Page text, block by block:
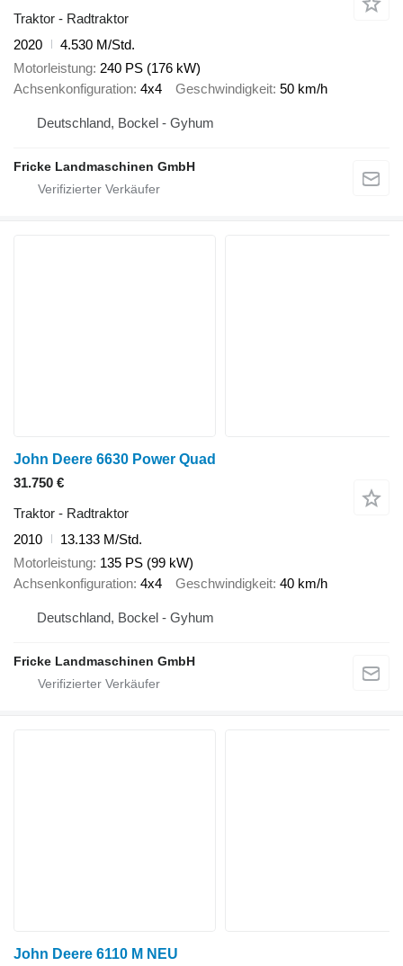
Traktor - Radtraktor
2020
4.530 M/Std.
Motorleistung 240 PS (176 kW)
Achsenkonfiguration 4x4 Geschwindigkeit 50 km/h
Deutschland, Bockel - Gyhum
Fricke Landmaschinen GmbH
John Deere 6630 Power Quad
31.750 €
Traktor - Radtraktor
2010
13.133 M/Std.
Motorleistung 135 PS (99 kW)
Achsenkonfiguration 4x4 Geschwindigkeit 40 km/h
Deutschland, Bockel - Gyhum
Fricke Landmaschinen GmbH
John Deere 6110 M NEU